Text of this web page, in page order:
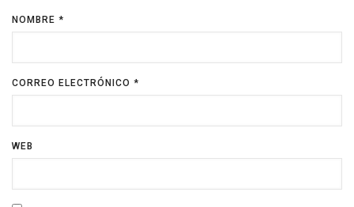
NOMBRE *
CORREO ELECTRÓNICO *
WEB